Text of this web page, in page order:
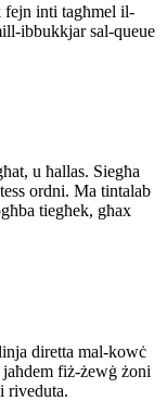
fejn inti tagħmel il-
ibbukkjar sal-queue
u ħallas. Siegħa
ordni. Ma tintalab
tiegħek, għax
diretta mal-kowċ
fiż-żewġ żoni
riveduta.